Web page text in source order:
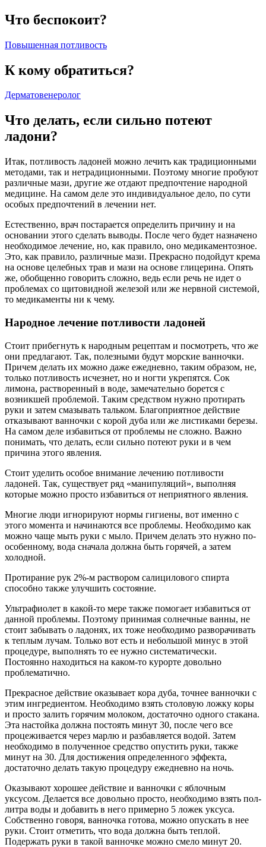
Что беспокоит?
Повышенная потливость
К кому обратиться?
Дерматовенеролог
Что делать, если сильно потеют
ладони?
Итак, потливость ладоней можно лечить как традиционными
методами, так и нетрадиционными. Поэтому многие пробуют
различные мази, другие же отдают предпочтение народной
медицине. На самом деле это индивидуальное дело, по сути
особых предпочтений в лечении нет.
Естественно, врач постарается определить причину и на
основании этого сделать выводы. После чего будет назначено
необходимое лечение, но, как правило, оно медикаментозное.
Это, как правило, различные мази. Прекрасно подойдут крема
на основе целебных трав и мази на основе глицерина. Опять
же, обобщенно говорить сложно, ведь если речь не идет о
проблемах со щитовидной железой или же нервной системой,
то медикаменты ни к чему.
Народное лечение потливости ладоней
Стоит прибегнуть к народным рецептам и посмотреть, что же
они предлагают. Так, полезными будут морские ванночки.
Причем делать их можно даже ежедневно, таким образом, не,
только потливость исчезнет, но и ногти укрепятся. Сок
лимона, растворенный в воде, замечательно борется с
возникшей проблемой. Таким средством нужно протирать
руки и затем смазывать тальком. Благоприятное действие
отказывают ванночки с корой дуба или же листиками березы.
На самом деле избавиться от проблемы не сложно. Важно
понимать, что делать, если сильно потеют руки и в чем
причина этого явления.
Стоит уделить особое внимание лечению потливости
ладоней. Так, существует ряд «манипуляций», выполняя
которые можно просто избавиться от неприятного явления.
Многие люди игнорируют нормы гигиены, вот именно с
этого момента и начинаются все проблемы. Необходимо как
можно чаще мыть руки с мыло. Причем делать это нужно по-
особенному, вода сначала должна быть горячей, а затем
холодной.
Протирание рук 2%-м раствором салицилового спирта
способно также улучшить состояние.
Ультрафиолет в какой-то мере также помогает избавиться от
данной проблемы. Поэтому принимая солнечные ванны, не
стоит забывать о ладонях, их тоже необходимо разворачивать
к теплым лучам. Только вот есть и небольшой минус в этой
процедуре, выполнять то ее нужно систематически.
Постоянно находиться на каком-то курорте довольно
проблематично.
Прекрасное действие оказывает кора дуба, точнее ванночки с
этим ингредиентом. Необходимо взять столовую ложку коры
и просто залить горячим молоком, достаточно одного стакана.
Эта настойка должна постоять минут 30, после чего все
процеживается через марлю и разбавляется водой. Затем
необходимо в полученное средство опустить руки, также
минут на 30. Для достижения определенного эффекта,
достаточно делать такую процедуру ежедневно на ночь.
Оказывают хорошее действие и ванночки с яблочным
уксусом. Делается все довольно просто, необходимо взять пол-
литра воды и добавить в него примерно 5 ложек уксуса.
Собственно говоря, ванночка готова, можно опускать в нее
руки. Стоит отметить, что вода должна быть теплой.
Подержать руки в такой ванночке можно смело минут 20.